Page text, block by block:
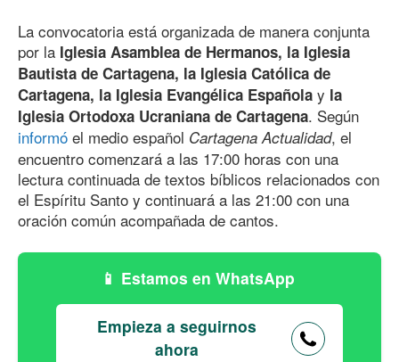
La convocatoria está organizada de manera conjunta
por la Iglesia Asamblea de Hermanos, la Iglesia
Bautista de Cartagena, la Iglesia Católica de
Cartagena, la Iglesia Evangélica Española y la
Iglesia Ortodoxa Ucraniana de Cartagena. Según
informó el medio español Cartagena Actualidad, el
encuentro comenzará a las 17:00 horas con una
lectura continuada de textos bíblicos relacionados con
el Espíritu Santo y continuará a las 21:00 con una
oración común acompañada de cantos.
Estamos en WhatsApp
Empieza a seguirnos
ahora